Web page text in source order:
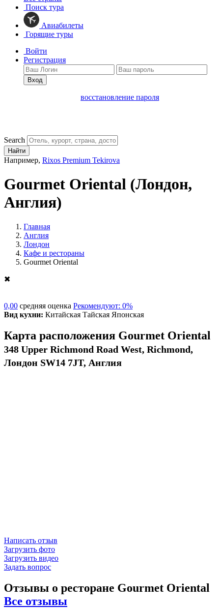
Поиск тура
Авиабилеты
Горящие туры
Войти
Регистрация
Вход
восстановление пароля
Search
Найти
Например, Rixos Premium Tekirova
Gourmet Oriental (Лондон,
Англия)
Главная
Англия
Лондон
Кафе и рестораны
Gourmet Oriental
✖
0,00 средняя оценка Рекомендуют: 0%
Вид кухни: Китайская Тайская Японская
Карта расположения Gourmet Oriental
348 Upper Richmond Road West, Richmond,
Лондон SW14 7JT, Англия
Написать отзыв
Загрузить фото
Загрузить видео
Задать вопрос
Отзывы о ресторане Gourmet Oriental
Все отзывы